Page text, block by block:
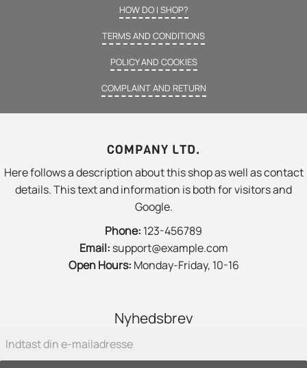
HOW DO I SHOP?
TERMS AND CONDITIONS
POLICY AND COOKIES
COMPLAINT AND RETURN
COMPANY LTD.
Here follows a description about this shop as well as contact
details. This text and information is both for visitors and
Google.
Phone: 123-456789
Email: support@example.com
Open Hours: Monday-Friday, 10-16
Nyhedsbrev